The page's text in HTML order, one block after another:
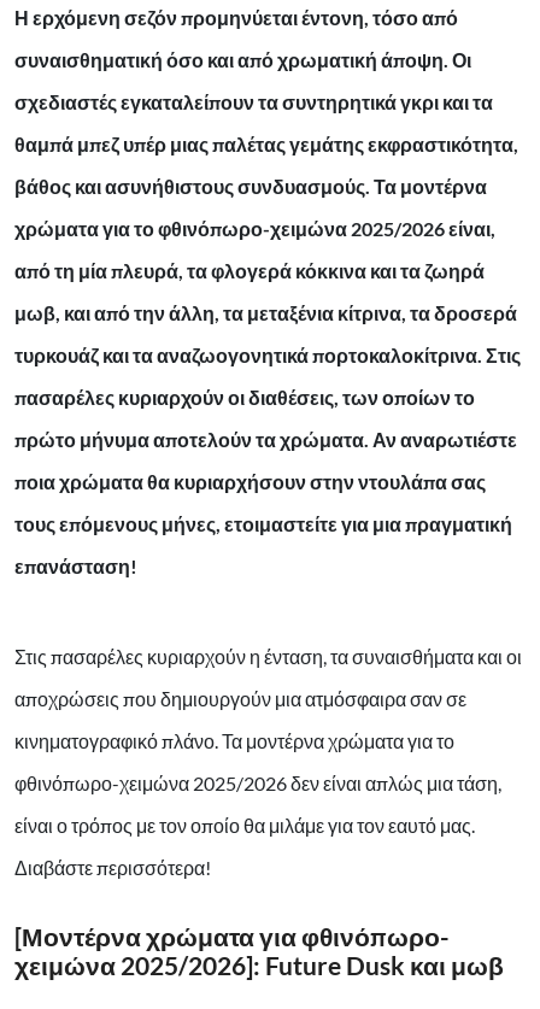
Η ερχόμενη σεζόν προμηνύεται έντονη, τόσο από
συναισθηματική όσο και από χρωματική άποψη. Οι
σχεδιαστές εγκαταλείπουν τα συντηρητικά γκρι και τα
θαμπά μπεζ υπέρ μιας παλέτας γεμάτης εκφραστικότητα,
βάθος και ασυνήθιστους συνδυασμούς. Τα μοντέρνα
χρώματα για το φθινόπωρο-χειμώνα 2025/2026 είναι,
από τη μία πλευρά, τα φλογερά κόκκινα και τα ζωηρά
μωβ, και από την άλλη, τα μεταξένια κίτρινα, τα δροσερά
τυρκουάζ και τα αναζωογονητικά πορτοκαλοκίτρινα. Στις
πασαρέλες κυριαρχούν οι διαθέσεις, των οποίων το
πρώτο μήνυμα αποτελούν τα χρώματα. Αν αναρωτιέστε
ποια χρώματα θα κυριαρχήσουν στην ντουλάπα σας
τους επόμενους μήνες, ετοιμαστείτε για μια πραγματική
επανάσταση!
Στις πασαρέλες κυριαρχούν η ένταση, τα συναισθήματα και οι
αποχρώσεις που δημιουργούν μια ατμόσφαιρα σαν σε
κινηματογραφικό πλάνο. Τα μοντέρνα χρώματα για το
φθινόπωρο-χειμώνα 2025/2026 δεν είναι απλώς μια τάση,
είναι ο τρόπος με τον οποίο θα μιλάμε για τον εαυτό μας.
Διαβάστε περισσότερα!
[Μοντέρνα χρώματα για φθινόπωρο-
χειμώνα 2025/2026]: Future Dusk και μωβ